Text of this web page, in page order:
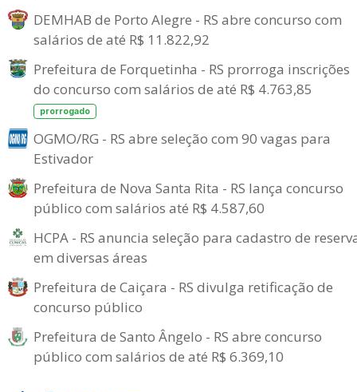
DEMHAB de Porto Alegre - RS abre concurso com
salários de até R$ 11.822,92
Prefeitura de Forquetinha - RS prorroga inscrições
do concurso com salários de até R$ 4.763,85
prorrogado
OGMO/RG - RS abre seleção com 90 vagas para
Estivador
Prefeitura de Nova Santa Rita - RS lança concurso
público com salários até R$ 4.587,60
HCPA - RS anuncia seleção para cadastro de
em diversas áreas
Prefeitura de Caiçara - RS divulga retificação de
concurso público
Prefeitura de Santo Ângelo - RS abre concurso
público com salários de até R$ 6.369,10